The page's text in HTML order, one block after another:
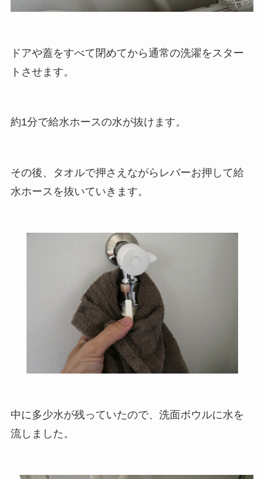
ドアや蓋をすべて閉めてから通常の洗濯をスター
トさせます。
約1分で給水ホースの水が抜けます。
その後、タオルで押さえながらレバーお押して給
水ホースを抜いていきます。
中に多少水が残っていたので、洗面ボウルに水を
流しました。